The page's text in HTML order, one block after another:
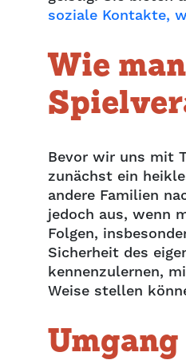
soziale Kontakte,
Wie
Bevor wir uns mit
zunächst ein
andere Familien
jedoch aus, wenn
Folgen,
Sicherheit des
kennenzulernen,
Weise stellen